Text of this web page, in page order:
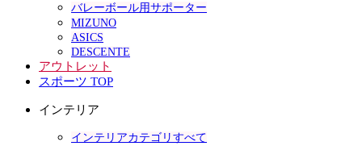
バレーボール用サポーター
MIZUNO
ASICS
DESCENTE
アウトレット
スポーツ TOP
インテリア
インテリアカテゴリすべて